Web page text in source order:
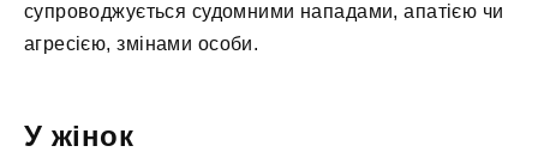
супроводжується судомними нападами, апатією чи
агресією, змінами особи.
У жінок